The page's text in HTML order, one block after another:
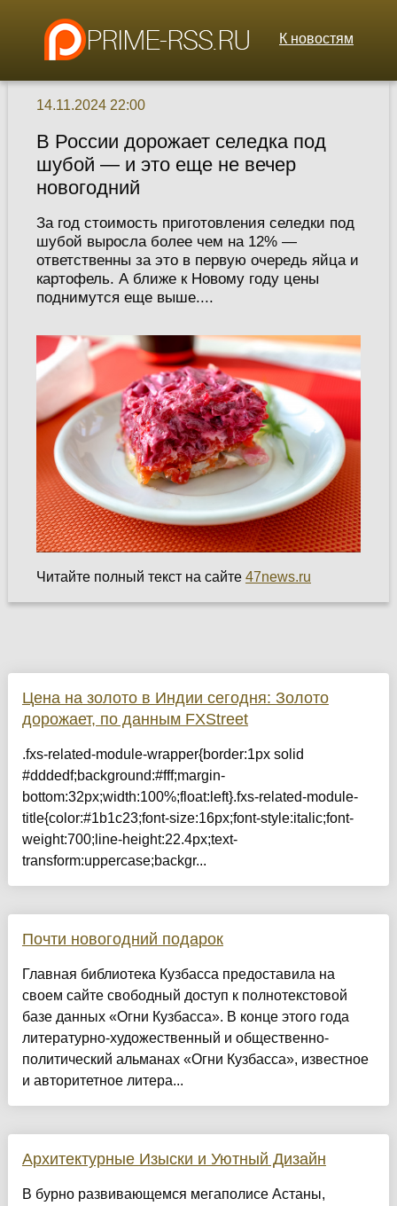
К новостям
14.11.2024 22:00
В России дорожает селедка под
шубой — и это еще не вечер
новогодний
За год стоимость приготовления селедки под
шубой выросла более чем на 12% —
ответственны за это в первую очередь яйца и
картофель. А ближе к Новому году цены
поднимутся еще выше....
Читайте полный текст на сайте 47news.ru
Цена на золото в Индии сегодня: Золото
дорожает, по данным FXStreet
.fxs-related-module-wrapper{border:1px solid
#dddedf;background:#fff;margin-
bottom:32px;width:100%;float:left}.fxs-related-module-
title{color:#1b1c23;font-size:16px;font-style:italic;font-
weight:700;line-height:22.4px;text-
transform:uppercase;backgr...
Почти новогодний подарок
Главная библиотека Кузбасса предоставила на
своем сайте свободный доступ к полнотекстовой
базе данных «Огни Кузбасса». В конце этого года
литературно-художественный и общественно-
политический альманах «Огни Кузбасса», известное
и авторитетное литера...
Архитектурные Изыски и Уютный Дизайн
​В бурно развивающемся мегаполисе Астаны,